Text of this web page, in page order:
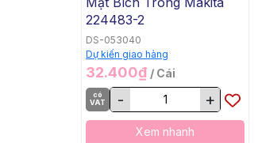
224483-2
DS-053040
Dự kiến giao hàng
32.400₫ / Cái
có
VAT
- +
Xem nhanh